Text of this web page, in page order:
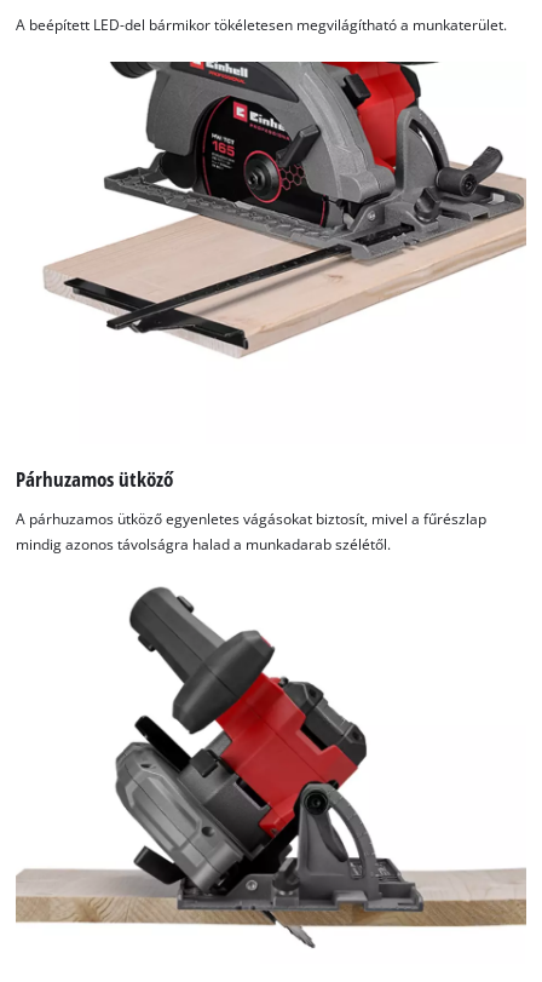
A beépített LED-del bármikor tökéletesen megvilágítható a munkaterület.
Párhuzamos ütköző
A párhuzamos ütköző egyenletes vágásokat biztosít, mivel a fűrészlap
mindig azonos távolságra halad a munkadarab szélétől.